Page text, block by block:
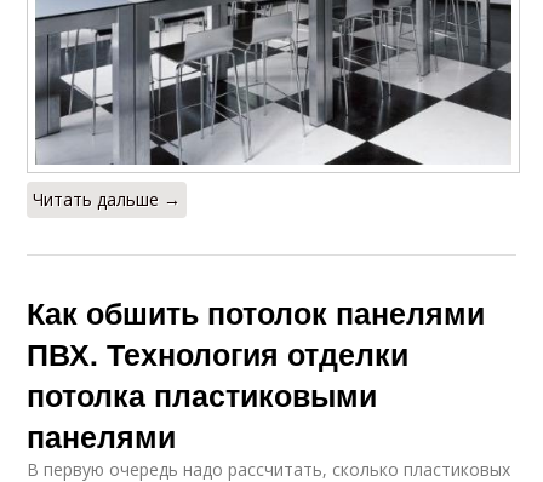
Читать дальше →
Как обшить потолок панелями
ПВХ. Технология отделки
потолка пластиковыми
панелями
В первую очередь надо рассчитать, сколько пластиковых